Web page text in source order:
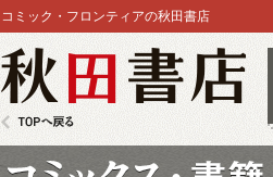
コミック・フロンティアの秋田書店